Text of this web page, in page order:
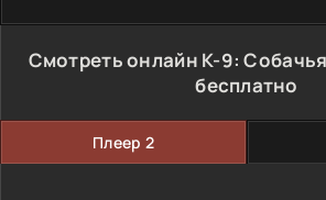
Смотреть онлайн К-9:
бесплатно
Плеер 2